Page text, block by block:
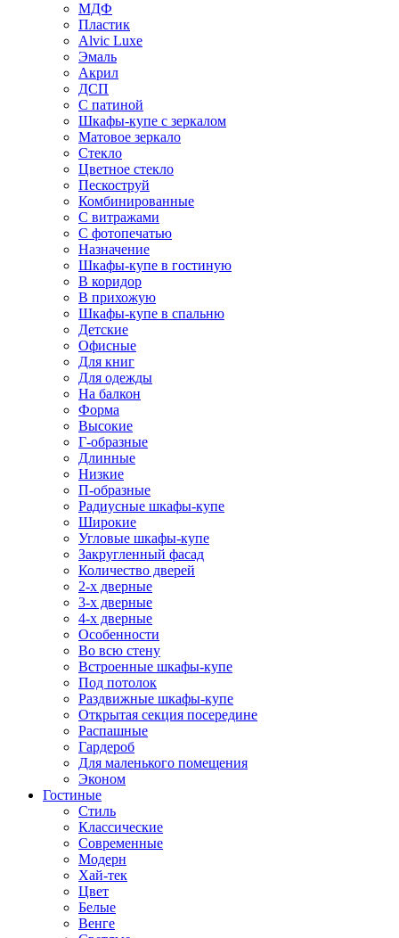
МДФ
Пластик
Alvic Luxe
Эмаль
Акрил
ДСП
С патиной
Шкафы-купе с зеркалом
Матовое зеркало
Стекло
Цветное стекло
Пескоструй
Комбинированные
С витражами
С фотопечатью
Назначение
Шкафы-купе в гостиную
В коридор
В прихожую
Шкафы-купе в спальню
Детские
Офисные
Для книг
Для одежды
На балкон
Форма
Высокие
Г-образные
Длинные
Низкие
П-образные
Радиусные шкафы-купе
Широкие
Угловые шкафы-купе
Закругленный фасад
Количество дверей
2-х дверные
3-х дверные
4-х дверные
Особенности
Во всю стену
Встроенные шкафы-купе
Под потолок
Раздвижные шкафы-купе
Открытая секция посередине
Распашные
Гардероб
Для маленького помещения
Эконом
Гостиные
Стиль
Классические
Современные
Модерн
Хай-тек
Цвет
Белые
Венге